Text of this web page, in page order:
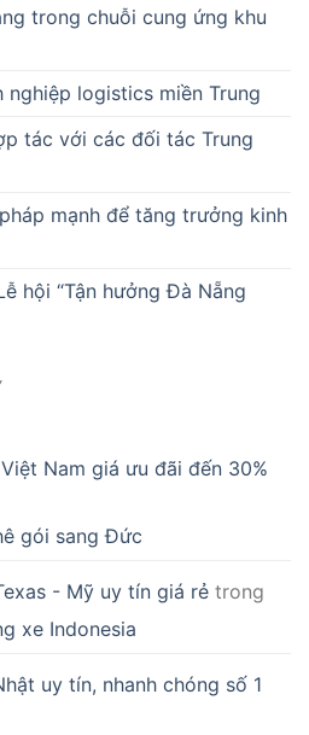
trong chuỗi cung ứng khu
logistics miền Trung
tác với các đối tác Trung
mạnh để tăng trưởng kinh
hội “Tận hưởng Đà Nẵng
Nam giá ưu đãi đến 30%
gói sang Đức
- Mỹ uy tín giá rẻ trong
xe Indonesia
uy tín, nhanh chóng số 1